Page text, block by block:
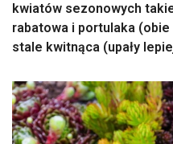
kwiatów sezonowych
rabatowa i portulaka
stale kwitnąca (upały